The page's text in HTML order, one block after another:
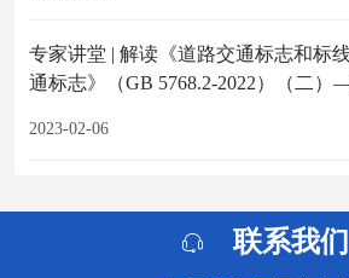
专家讲堂 | 解读《道路交通标志和标
通标志》（GB 5768.2-2022）（二）
2023-02-06
联系我们